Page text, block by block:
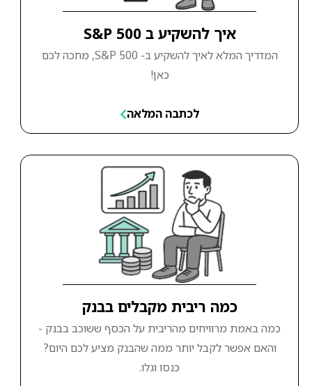
איך להשקיע ב S&P 500
המדריך המלא לאיך להשקיע ב- S&P 500, מחכה לכם
כאן!
לכתבה המלאה
כמה ריבית מקבלים בבנק
כמה באמת מרוויחים מהריבית על הכסף ששוכב בבנק -
והאם אפשר לקבל יותר ממה שהבנק מציע לכם היום?
כנסו וגלו.